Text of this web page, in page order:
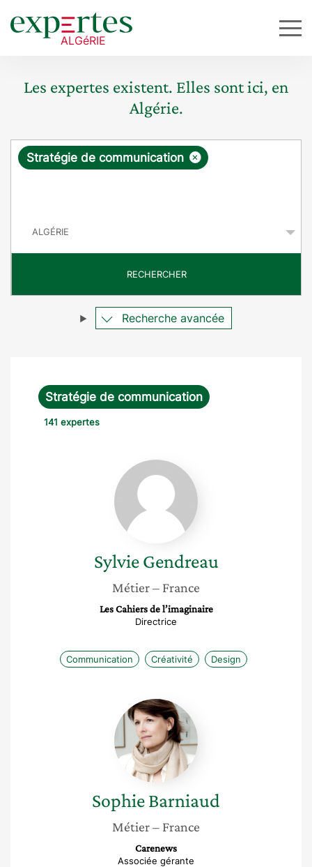
Les expertes existent. Elles sont ici, en
Algérie.
R
ê
e
×
Stratégie de communication
RECHERCHER
Recherche avancée
Stratégie de communication
141 expertes
Sylvie
Gendreau
Sylvie Gendreau
Métier– France
Les Cahiers de l’imaginaire
Directrice
Communication Créativité Design
Sophie
Barniaud
SophieBarniaud
Métier– France
Carenews
Associée gérante